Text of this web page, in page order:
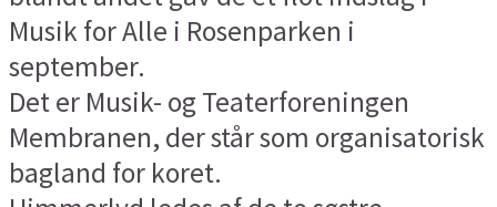
Musik for Alle i Rosenparken i
september.
Det er Musik- og Teaterforeningen
Membranen, der står som organisatorisk
bagland for koret.